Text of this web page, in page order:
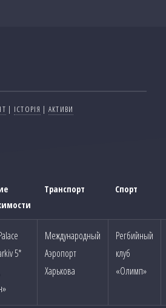
| ІСТОРІЯ | АКТИВИ
Транспорт Спорт
5*
Международный
Аэропорт
Харькова
Регбийный
клуб
«Олимп»